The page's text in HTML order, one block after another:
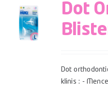
Dot
Dot
klinis : -